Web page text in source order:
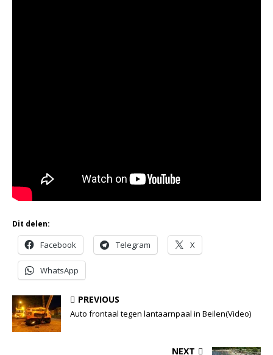
Dit delen:
Facebook Telegram X
WhatsApp
PREVIOUS
Auto frontaal tegen lantaarnpaal in Beilen(Video)
NEXT